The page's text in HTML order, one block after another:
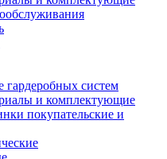
систем
и комплектующие
покупательские и